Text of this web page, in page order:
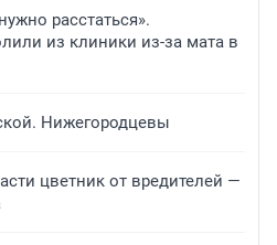
расстаться».
из клиники из-за мата в
Нижегородцевы
цветник от вредителей —